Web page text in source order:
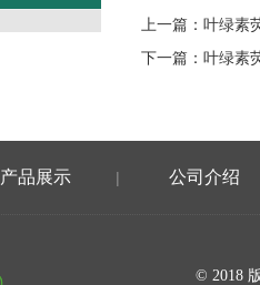
上一篇： 叶绿素
下一篇： 叶绿素
产品展示 | 公司介绍
© 2018